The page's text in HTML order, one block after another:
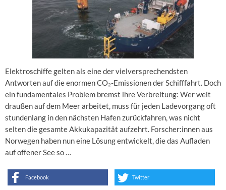
Elektroschiffe gelten als eine der vielversprechendsten
Antworten auf die enormen CO₂-Emissionen der Schifffahrt. Doch
ein fundamentales Problem bremst ihre Verbreitung: Wer weit
draußen auf dem Meer arbeitet, muss für jeden Ladevorgang oft
stundenlang in den nächsten Hafen zurückfahren, was nicht
selten die gesamte Akkukapazität aufzehrt. Forscher:innen aus
Norwegen haben nun eine Lösung entwickelt, die das Aufladen
auf offener See so …
Facebook Twitter